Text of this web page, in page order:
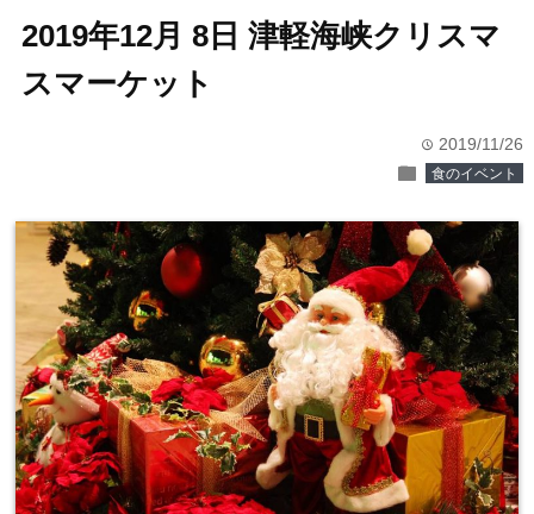
2019年12月 8日 津軽海峡クリスマ
スマーケット
time 2019/11/26
folder 食のイベント